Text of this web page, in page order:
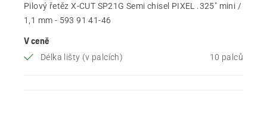
Pilový řetěz X-CUT SP21G Semi chisel PIXEL .325" mini /
1,1 mm - 593 91 41‑46
V ceně
Délka lišty (v palcích) 10 palců